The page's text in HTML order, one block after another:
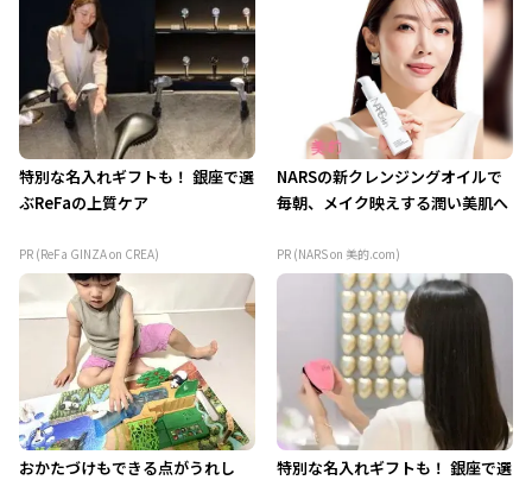
特別な名入れギフトも！ 銀座で選
ぶReFaの上質ケア
PR (ReFa GINZA on CREA)
NARSの新クレンジングオイルで
毎朝、メイク映えする潤い美肌へ
PR (NARS on 美的.com)
おかたづけもできる点がうれし
特別な名入れギフトも！ 銀座で選